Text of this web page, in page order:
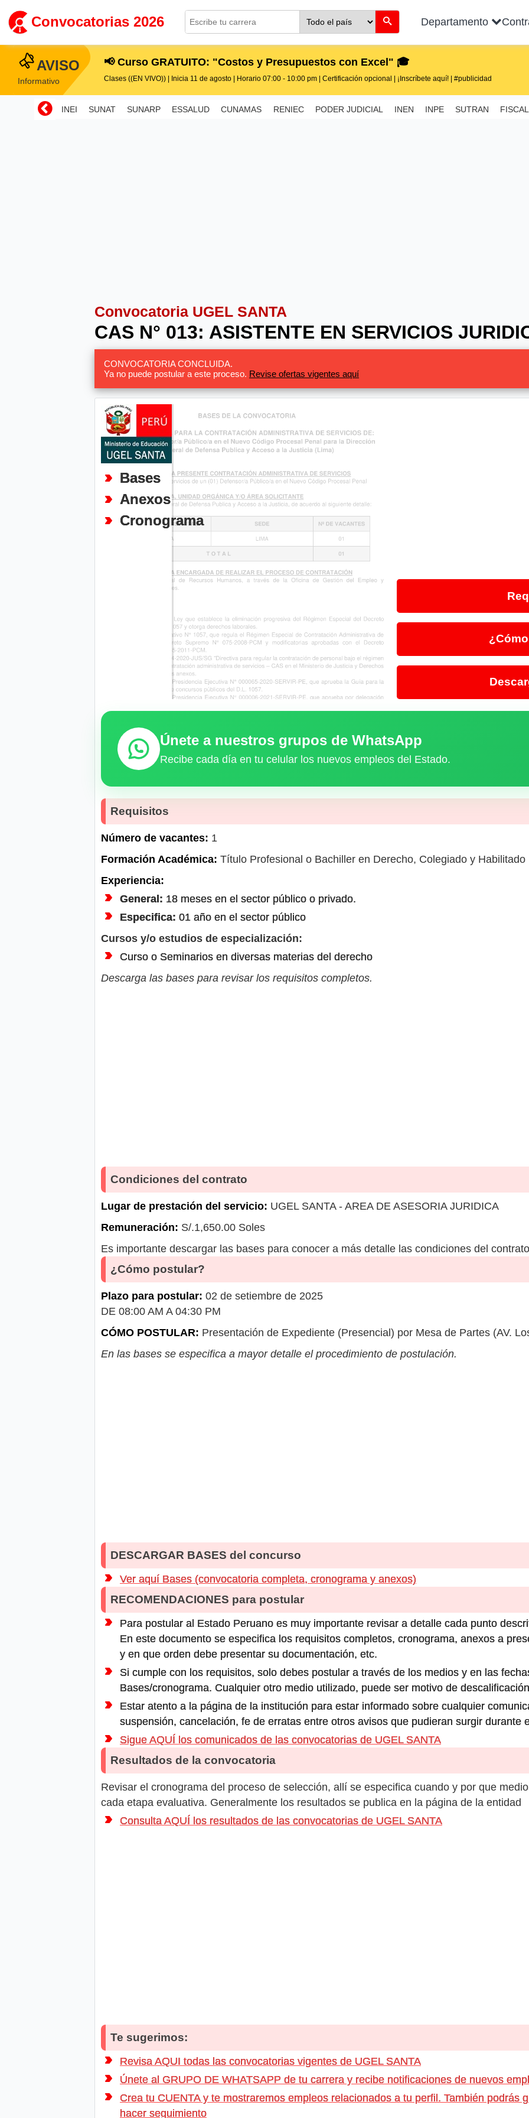
Convocatorias 2026 Departamento
AVISO
Informativo
📢 Curso GRATUITO: "Costos y Presupuestos con Excel" 🎓
Clases ((EN VIVO)) | Inicia 11 de agosto | Horario 07:00 - 10:00 pm | Certificación opcional | ¡Inscríbete aquí! | #publicidad
INEI SUNAT SUNARP ESSALUD CUNAMAS RENIEC PODER JUDICIAL INEN INPE SUTRAN
Convocatoria UGEL SANTA
CAS N° 013: ASISTENTE EN SERVICIOS
CONVOCATORIA CONCLUIDA.
Ya no puede postular a este proceso. Revise ofertas vigentes aquí
Bases
Anexos
Cronograma
Únete a nuestros grupos de WhatsApp
Recibe cada día en tu celular los nuevos empleos del Estado.
Requisitos
Número de vacantes: 1
Formación Académica: Título Profesional o Bachiller en Derecho, Colegiado y Habilitado
Experiencia:
General: 18 meses en el sector público o privado.
Especifica: 01 año en el sector público
Cursos y/o estudios de especialización:
Curso o Seminarios en diversas materias del derecho
Descarga las bases para revisar los requisitos completos.
Condiciones del contrato
Lugar de prestación del servicio: UGEL SANTA - AREA DE ASESORIA JURIDICA
Remuneración: S/.1,650.00 Soles
Es importante descargar las bases para conocer a más detalle las condiciones del
¿Cómo postular?
Plazo para postular: 02 de setiembre de 2025
DE 08:00 AM A 04:30 PM
CÓMO POSTULAR: Presentación de Expediente (Presencial) por Mesa de Partes (AV.
En las bases se especifica a mayor detalle el procedimiento de postulación.
DESCARGAR BASES del concurso
Ver aquí Bases (convocatoria completa, cronograma y anexos)
RECOMENDACIONES para postular
Para postular al Estado Peruano es muy importante revisar a detalle cada punto
En este documento se especifica los requisitos completos, cronograma, anexos a
y en que orden debe presentar su documentación, etc.
Si cumple con los requisitos, solo debes postular a través de los medios y en las
Bases/cronograma. Cualquier otro medio utilizado, puede ser motivo de
Estar atento a la página de la institución para estar informado sobre cualquier
suspensión, cancelación, fe de erratas entre otros avisos que pudieran surgir durante
Sigue AQUÍ los comunicados de las convocatorias de UGEL SANTA
Resultados de la convocatoria
Revisar el cronograma del proceso de selección, allí se especifica cuando y por que
cada etapa evaluativa. Generalmente los resultados se publica en la página de la entidad
Consulta AQUÍ los resultados de las convocatorias de UGEL SANTA
Te sugerimos:
Revisa AQUI todas las convocatorias vigentes de UGEL SANTA
Únete al GRUPO DE WHATSAPP de tu carrera y recibe notificaciones de nuevos
Crea tu CUENTA y te mostraremos empleos relacionados a tu perfil. También podrás
hacer seguimiento